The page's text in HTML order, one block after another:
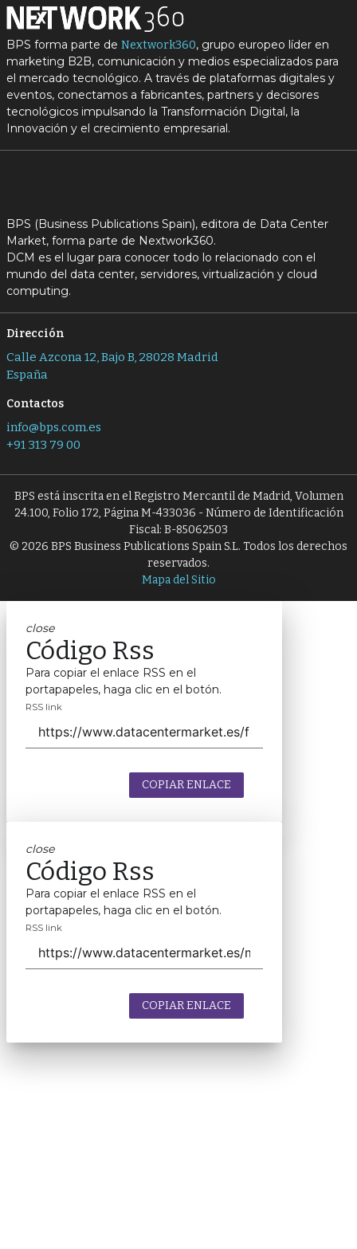
BPS forma parte de Nextwork360, grupo europeo líder en
marketing B2B, comunicación y medios especializados para
el mercado tecnológico. A través de plataformas digitales y
eventos, conectamos a fabricantes, partners y decisores
tecnológicos impulsando la Transformación Digital, la
Innovación y el crecimiento empresarial.
BPS (Business Publications Spain), editora de Data Center
Market, forma parte de Nextwork360.
DCM es el lugar para conocer todo lo relacionado con el
mundo del data center, servidores, virtualización y cloud
computing.
Dirección
Calle Azcona 12, Bajo B, 28028 Madrid
España
Contactos
info@bps.com.es
+91 313 79 00
BPS está inscrita en el Registro Mercantil de Madrid, Volumen
24.100, Folio 172, Página M-433036 - Número de Identificación
Fiscal: B-85062503
© 2026 BPS Business Publications Spain S.L. Todos los derechos
reservados.
Mapa del Sitio
close
Código Rss
Para copiar el enlace RSS en el
portapapeles, haga clic en el botón.
RSS link
COPIAR ENLACE
close
Código Rss
Para copiar el enlace RSS en el
portapapeles, haga clic en el botón.
RSS link
COPIAR ENLACE